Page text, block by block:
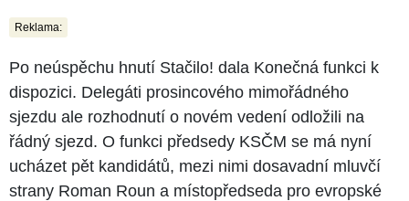
Reklama:
Po neúspěchu hnutí Stačilo! dala Konečná funkci k
dispozici. Delegáti prosincového mimořádného
sjezdu ale rozhodnutí o novém vedení odložili na
řádný sjezd. O funkci předsedy KSČM se má nyní
ucházet pět kandidátů, mezi nimi dosavadní mluvčí
strany Roman Roun a místopředseda pro evropské